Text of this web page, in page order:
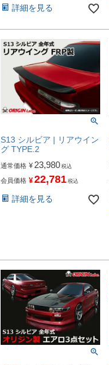
詳細を見る
S13 シルビア | リアウイン
グ TYPE.2
通常価格 ¥23,980 税込
会員価格 ¥22,781 税込
詳細を見る